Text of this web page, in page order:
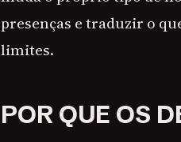
presenças e traduzir o
limites.
POR QUE OS